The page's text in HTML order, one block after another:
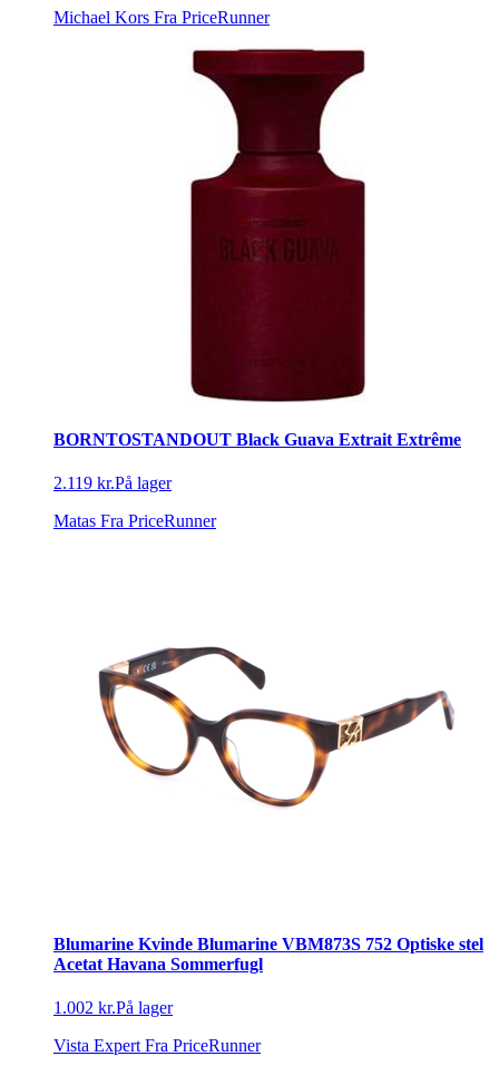
Michael Kors Fra PriceRunner
BORNTOSTANDOUT Black Guava Extrait Extrême
2.119 kr.På lager
Matas Fra PriceRunner
Blumarine Kvinde Blumarine VBM873S 752 Optiske stel
Acetat Havana Sommerfugl
1.002 kr.På lager
Vista Expert Fra PriceRunner